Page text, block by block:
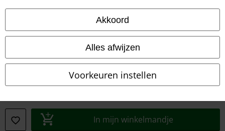
Akkoord
Alles afwijzen
Voorkeuren instellen
In mijn winkelmandje
Bedrijfsgegevens
Privacyverklaring
Verklaring van conformiteit
Informatie over toegankelijkheid
Annuleer bestelling